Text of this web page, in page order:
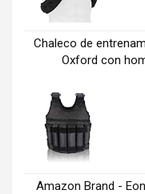
Chaleco de
Oxford con
Amazon Brand -